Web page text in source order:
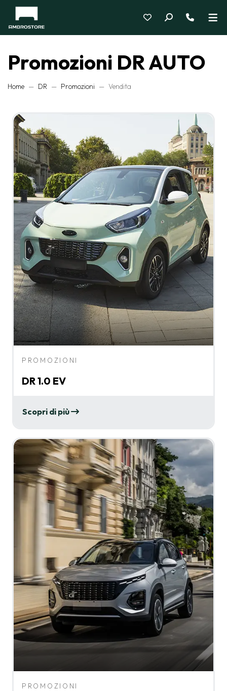
Promozioni DR AUTO
Home DR Promozioni Vendita
PROMOZIONI
DR 1.0 EV
Scopri di più
PROMOZIONI